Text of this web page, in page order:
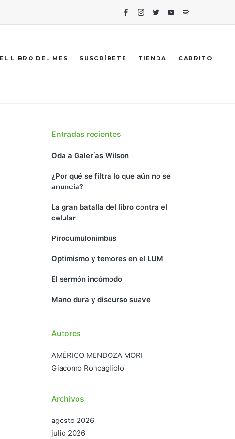
FacebookInstagram
TwitterYoutubeSpotify
EL LIBRO DEL MES SUSCRÍBETE TIENDA CARRITO
Entradas recientes
Oda a Galerías Wilson
¿Por qué se filtra lo que aún no se
anuncia?
La gran batalla del libro contra el
celular
Pirocumulonimbus
Optimismo y temores en el LUM
El sermón incómodo
Mano dura y discurso suave
Autores
AMÉRICO MENDOZA MORI
Giacomo Roncagliolo
Archivos
agosto 2026
julio 2026